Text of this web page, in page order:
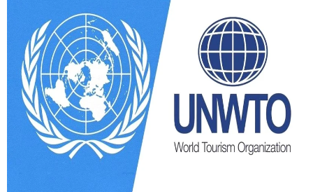
Circuits touristiques
Tourisme
Régions
Hotels